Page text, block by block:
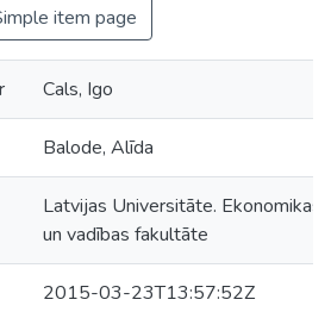
item page
Cals, Igo
Balode, Alīda
Latvijas Universitāte. Ekonomikas
un vadības fakultāte
2015-03-23T13:57:52Z